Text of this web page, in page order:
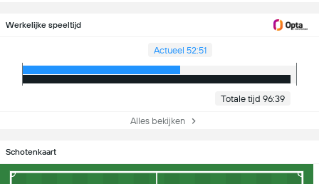
Werkelijke speeltijd
Actueel 52:51
Totale tijd 96:39
Alles bekijken
Schotenkaart